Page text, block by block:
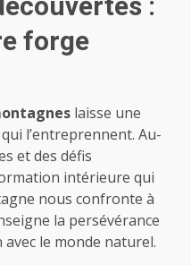
forge
laisse une
l’entreprennent. Au-
et des défis
intérieure qui
nous confronte à
la persévérance
le monde naturel.